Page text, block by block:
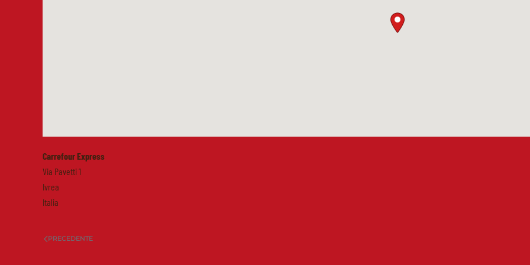
Carrefour Express
Via Pavetti 1
Ivrea
Italia
PRECEDENTE